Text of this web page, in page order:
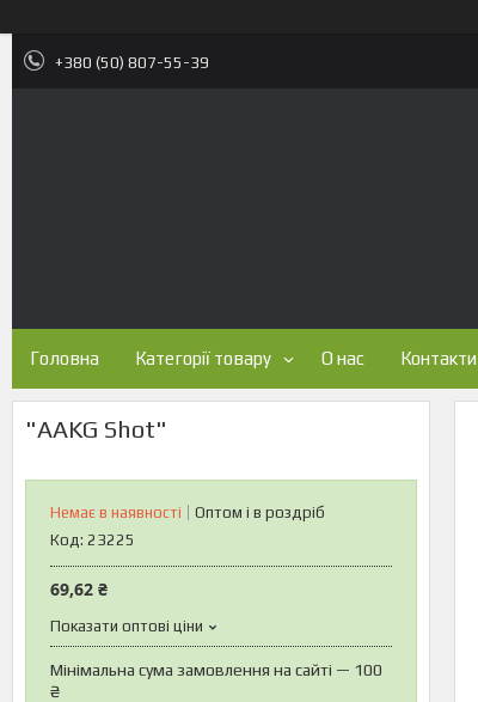
+380 (50) 807-55-39
Головна Категорії товару О нас Контакти
"AAKG Shot"
Немає в наявності
Оптом і в роздріб
Код: 23225
69,62 ₴
Показати оптові ціни
Мінімальна сума замовлення на сайті — 100
₴